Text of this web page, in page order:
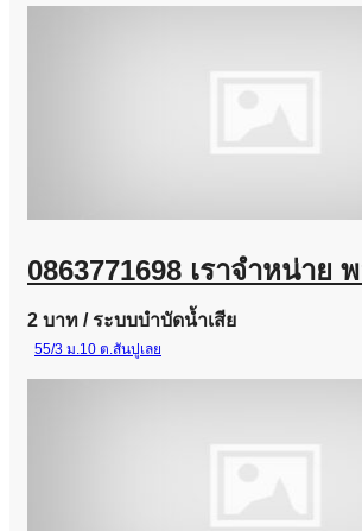
2 บาท / ระบบบำบัดน้ำเสีย
55/3 ม.10 ต.สันปูเลย